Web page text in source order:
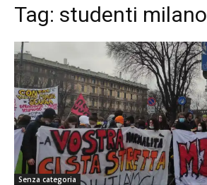
Tag: studenti milano
Senza categoria